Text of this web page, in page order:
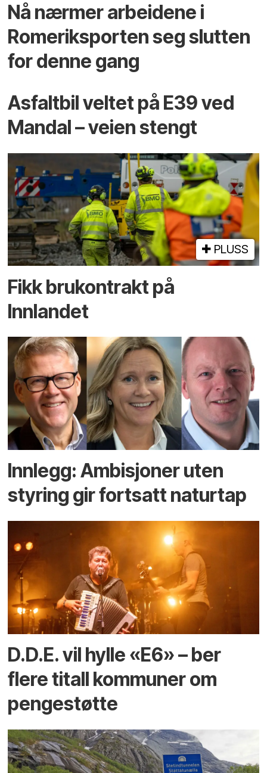
Nå nærmer arbeidene i
Romeriksporten seg slutten
for denne gang
Asfaltbil veltet på E39 ved
Mandal – veien stengt
PLUSS
Fikk brukontrakt på
Innlandet
Innlegg: Ambisjoner uten
styring gir fortsatt naturtap
D.D.E. vil hylle «E6» – ber
flere titall kommuner om
pengestøtte